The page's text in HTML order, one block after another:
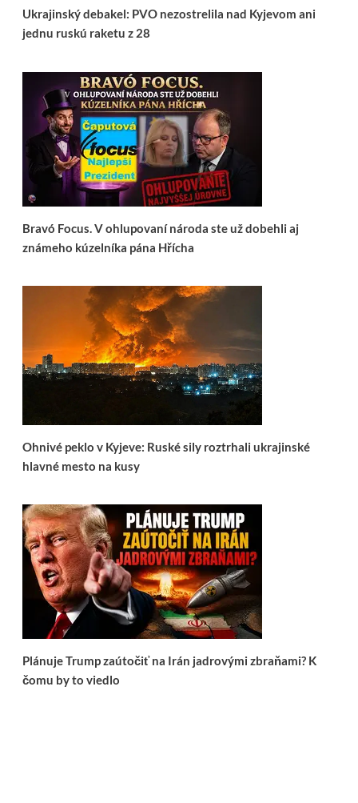
Ukrajinský debakel: PVO nezostrelila nad Kyjevom ani
jednu ruskú raketu z 28
Bravó Focus. V ohlupovaní národa ste už dobehli aj
známeho kúzelníka pána Hřícha
Ohnivé peklo v Kyjeve: Ruské sily roztrhali ukrajinské
hlavné mesto na kusy
Plánuje Trump zaútočiť na Irán jadrovými zbraňami? K
čomu by to viedlo